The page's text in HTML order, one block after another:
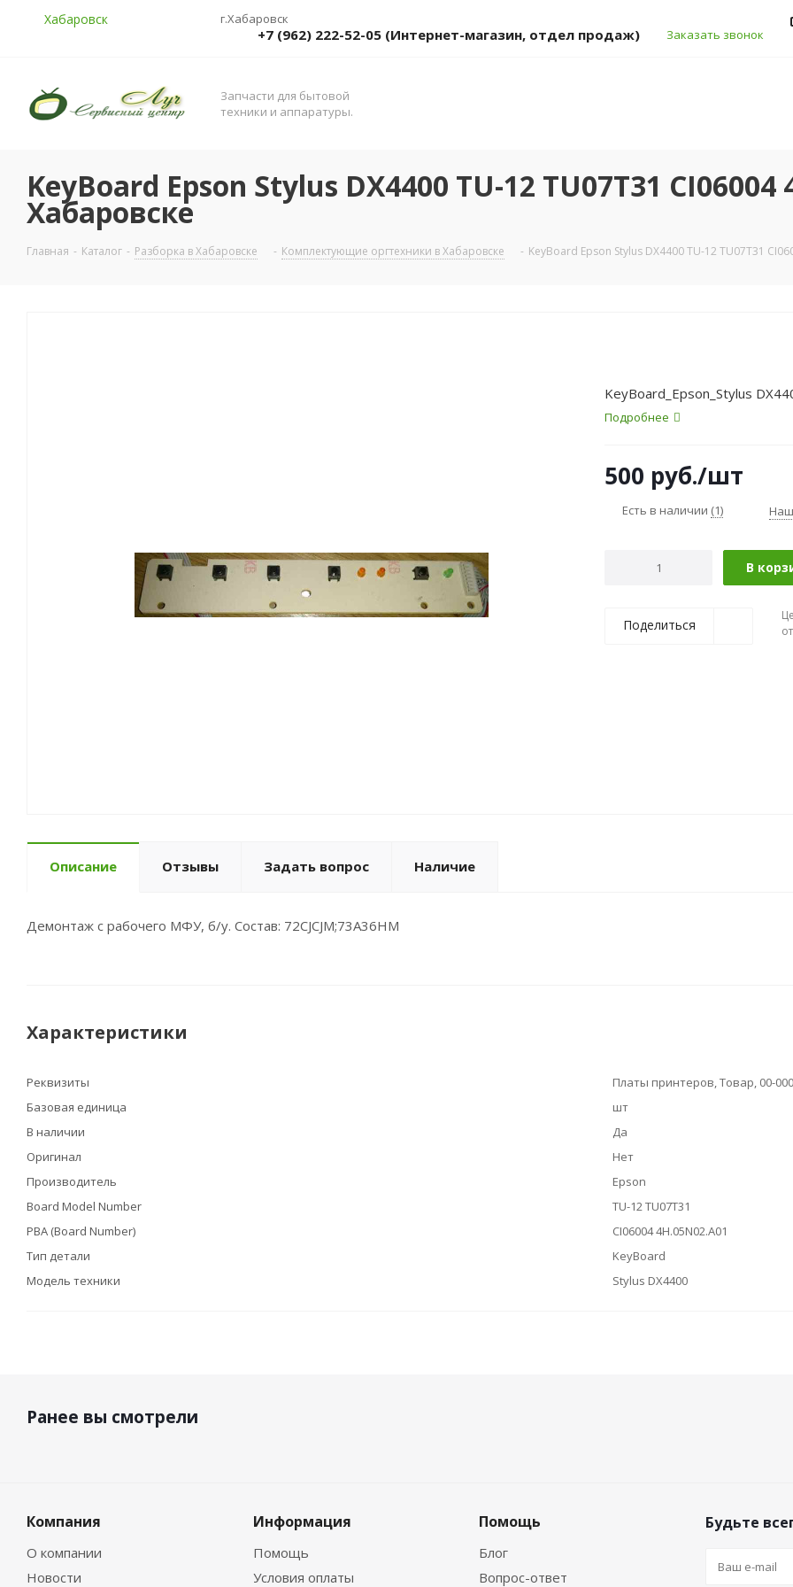
Хабаровск г.Хабаровск
+7 (962) 222-52-05 (Интернет-магазин, отдел продаж) Заказать звонок
Запчасти для бытовой
техники и аппаратуры.
KeyBoard Epson Stylus DX4400 TU-12 TU07T31 CI06004
Хабаровске
Главная - Каталог - Разборка в Хабаровске - Комплектующие оргтехники в Хабаровске - KeyBoard Epson Stylus DX4400 TU-12 TU07T31
KeyBoard_Epson_Stylus
Подробнее
500 руб./шт
Есть в наличии (1)
В
Поделиться
Описание Отзывы Задать вопрос Наличие
Демонтаж с рабочего МФУ, б/у. Состав: 72CJCJM;73A36HM
Характеристики
Реквизиты
Платы принтеров, Товар, 00-
Базовая единица
шт
В наличии
Да
Оригинал
Нет
Производитель
Epson
Board Model Number
TU-12 TU07T31
PBA (Board Number)
CI06004 4H.05N02.A01
Тип детали
KeyBoard
Модель техники
Stylus DX4400
Ранее вы смотрели
Компания
О компании
Новости
Информация
Помощь
Условия оплаты
Помощь
Блог
Вопрос-ответ
Будьте